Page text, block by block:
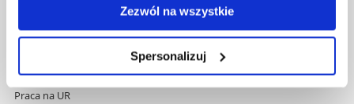
Zezwól na wszystkie
Spersonalizuj
przejdź
treści
Wydawnictwo
Studia podyplomowe
Praca na UR